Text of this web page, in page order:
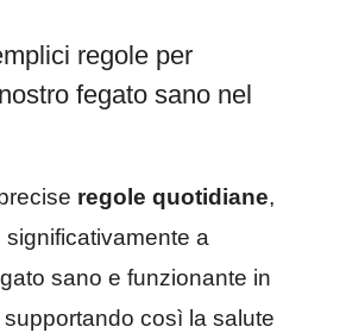
regole per
fegato sano nel
regole quotidiane,
a
sano e funzionante in
così la salute